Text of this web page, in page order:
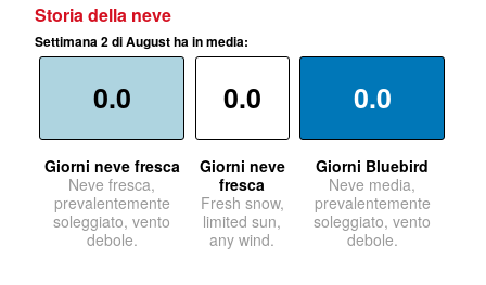
Storia della neve
Settimana 2 di August ha in media:
0.0
Giorni neve fresca
Neve fresca,
prevalentemente
soleggiato, vento
debole.
0.0
Giorni neve
fresca
Fresh snow,
limited sun,
any wind.
0.0
Giorni Bluebird
Neve media,
prevalentemente
soleggiato, vento
debole.